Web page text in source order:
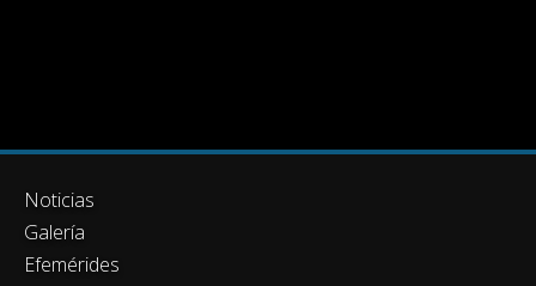
Noticias
Galería
Efemérides